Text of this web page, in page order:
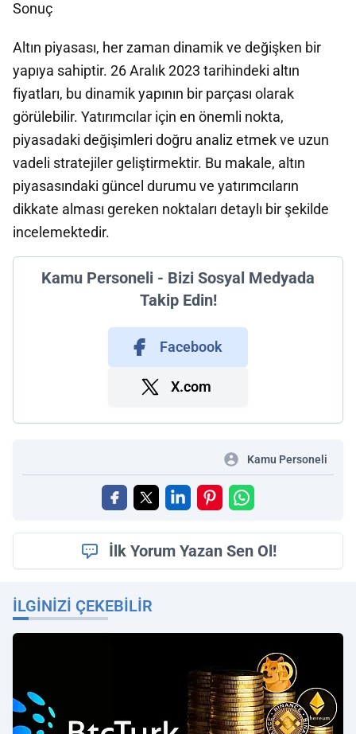
Sonuç
Altın piyasası, her zaman dinamik ve değişken bir
yapıya sahiptir. 26 Aralık 2023 tarihindeki altın
fiyatları, bu dinamik yapının bir parçası olarak
görülebilir. Yatırımcılar için en önemli nokta,
piyasadaki değişimleri doğru analiz etmek ve uzun
vadeli stratejiler geliştirmektir. Bu makale, altın
piyasasındaki güncel durumu ve yatırımcıların
dikkate alması gereken noktaları detaylı bir şekilde
incelemektedir.
Kamu Personeli - Bizi Sosyal Medyada
Takip Edin!
Facebook
X.com
Kamu Personeli
İlk Yorum Yazan Sen Ol!
İLGINIZI ÇEKEBILIR